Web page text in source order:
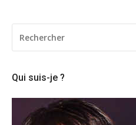
POUR
:
Qui suis-je ?